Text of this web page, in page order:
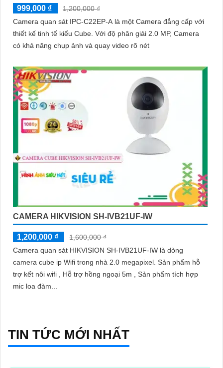
999,000 ₫
1,200,000 ₫
Camera quan sát IPC-C22EP-A là một Camera đẳng cấp với
thiết kế tinh tế kiểu Cube. Với độ phân giải 2.0 MP, Camera
có khả năng chụp ảnh và quay video rõ nét
CAMERA HIKVISION SH-IVB21UF-IW
1,200,000 ₫
1,600,000 ₫
Camera quan sát HIKVISION SH-IVB21UF-IW là dòng
camera cube ip Wifi trong nhà 2.0 megapixel. Sản phẩm hỗ
trợ kết nôi wifi , Hỗ trợ hồng ngoại 5m , Sản phẩm tích hợp
mic loa đàm...
TIN TỨC MỚI NHẤT